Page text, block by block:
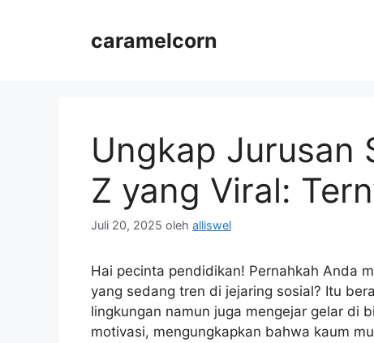
caramelcorn
Ungkap Jurusan
Z yang Viral:
Juli 20, 2025 oleh alliswel
Hai pecinta pendidikan! Pernahkah Anda
yang sedang tren di jejaring sosial? Itu
lingkungan namun juga mengejar gelar di
motivasi, mengungkapkan bahwa kaum